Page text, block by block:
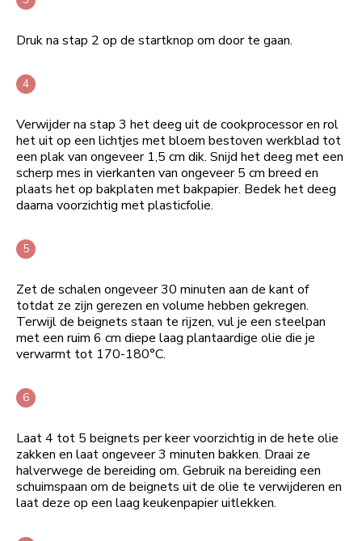
Druk na stap 2 op de startknop om door te gaan.
Verwijder na stap 3 het deeg uit de cookprocessor en rol
het uit op een lichtjes met bloem bestoven werkblad tot
een plak van ongeveer 1,5 cm dik. Snijd het deeg met een
scherp mes in vierkanten van ongeveer 5 cm breed en
plaats het op bakplaten met bakpapier. Bedek het deeg
daarna voorzichtig met plasticfolie.
Zet de schalen ongeveer 30 minuten aan de kant of
totdat ze zijn gerezen en volume hebben gekregen.
Terwijl de beignets staan te rijzen, vul je een steelpan
met een ruim 6 cm diepe laag plantaardige olie die je
verwarmt tot 170-180°C.
Laat 4 tot 5 beignets per keer voorzichtig in de hete olie
zakken en laat ongeveer 3 minuten bakken. Draai ze
halverwege de bereiding om. Gebruik na bereiding een
schuimspaan om de beignets uit de olie te verwijderen en
laat deze op een laag keukenpapier uitlekken.